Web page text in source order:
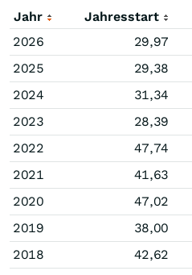
Jahr Jahresstart
2026
29,97
2025
29,38
2024
31,34
2023
28,39
2022
47,74
2021
41,63
2020
47,02
2019
38,00
2018
42,62